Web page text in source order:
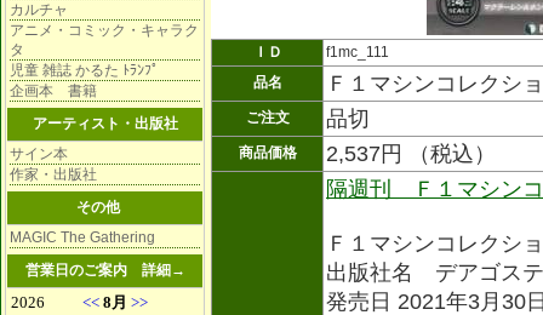
カルチャ
アニメ・コミック・キャラク
タ
児童 雑誌 かるた ﾄﾗﾝﾌﾟ
企画本 書籍
アーティスト・出版社
サイン本
作家・出版社
その他
MAGIC The Gathering
営業日のご案内 詳細→
ＩＤ
f1mc_111
品名
Ｆ１マシンコレク
ご注文 品切
商品価格 2,537円 （税込）
隔週刊 Ｆ１マシン
Ｆ１マシンコレクシ
出版社名 デアゴス
発売日 2021年3月30